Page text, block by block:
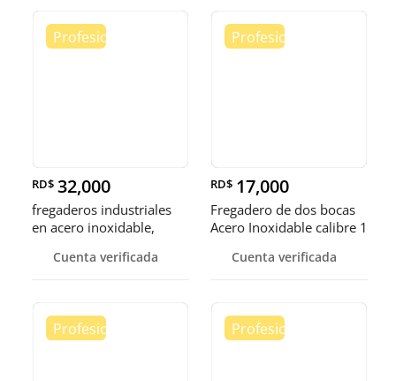
RD$ 32,000
fregaderos industriales
en acero inoxidable,
Cuenta verificada
RD$ 17,000
Fregadero de dos bocas
Acero Inoxidable calibre 1
Cuenta verificada